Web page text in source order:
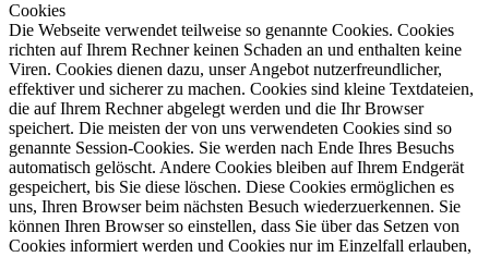
Cookies
Die Webseite verwendet teilweise so genannte Cookies. Cookies
richten auf Ihrem Rechner keinen Schaden an und enthalten keine
Viren. Cookies dienen dazu, unser Angebot nutzerfreundlicher,
effektiver und sicherer zu machen. Cookies sind kleine Textdateien,
die auf Ihrem Rechner abgelegt werden und die Ihr Browser
speichert. Die meisten der von uns verwendeten Cookies sind so
genannte Session-Cookies. Sie werden nach Ende Ihres Besuchs
automatisch gelöscht. Andere Cookies bleiben auf Ihrem Endgerät
gespeichert, bis Sie diese löschen. Diese Cookies ermöglichen es
uns, Ihren Browser beim nächsten Besuch wiederzuerkennen. Sie
können Ihren Browser so einstellen, dass Sie über das Setzen von
Cookies informiert werden und Cookies nur im Einzelfall erlauben,